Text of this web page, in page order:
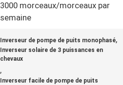
3000 morceaux/morceaux par
semaine
Inverseur de pompe de puits monophasé,
Inverseur solaire de 3 puissances en
chevaux
,
Inverseur facile de pompe de puits